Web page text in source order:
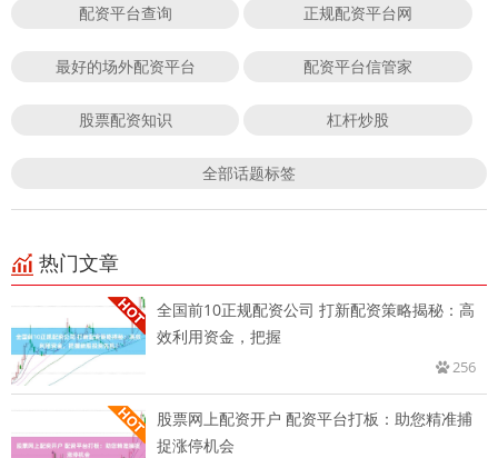
配资平台查询 正规配资平台网
最好的场外配资平台 配资平台信管家
股票配资知识 杠杆炒股
全部话题标签
热门文章
全国前10正规配资公司 打新配资策略揭秘：高
效利用资金，把握
256
股票网上配资开户 配资平台打板：助您精准捕
捉涨停机会